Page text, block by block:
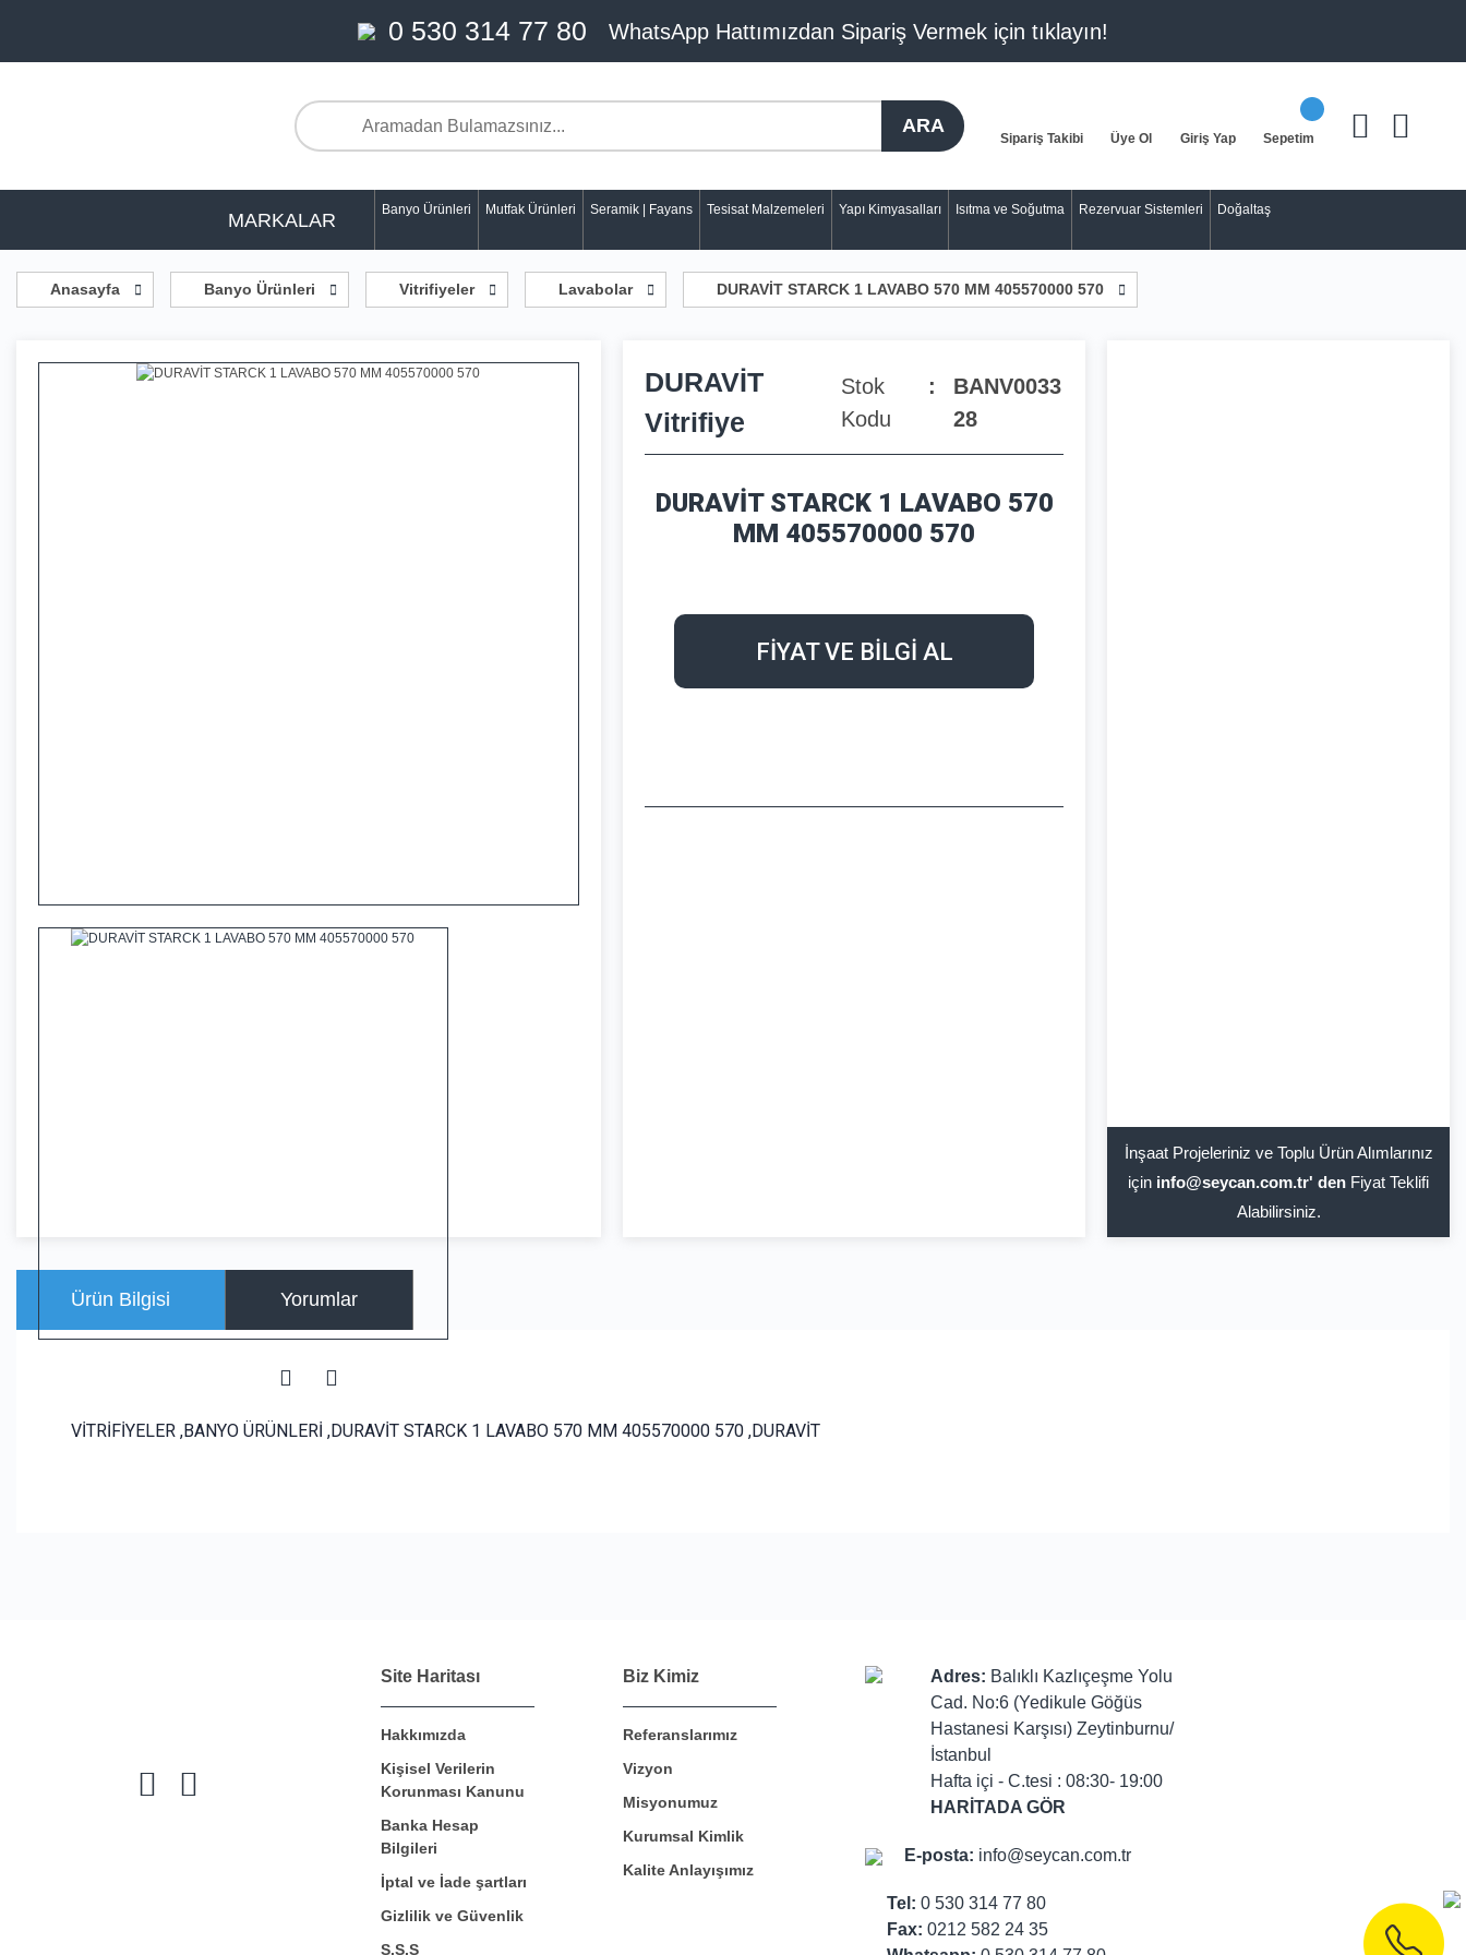
0 530 314 77 80 WhatsApp Hattımızdan Sipariş Vermek için tıklayın!
ARA
Sipariş Takibi Üye Ol Giriş Yap Sepetim
MARKALAR Banyo Ürünleri Mutfak Ürünleri Seramik | Fayans Tesisat Malzemeleri Yapı Kimyasalları Isıtma ve Soğutma Rezervuar Sistemleri Doğaltaş
Anasayfa Banyo Ürünleri Vitrifiyeler Lavabolar DURAVİT STARCK 1 LAVABO 570 MM 405570000 570
DURAVİT
Vitrifiye
Stok
Kodu
BANV0033
28
DURAVİT STARCK 1 LAVABO 570
MM 405570000 570
FİYAT VE BİLGİ AL
İnşaat Projeleriniz ve Toplu Ürün Alımlarınız
için info@seycan.com.tr' den Fiyat Teklifi
Alabilirsiniz.
Ürün Bilgisi Yorumlar
VİTRİFİYELER ,BANYO ÜRÜNLERİ ,DURAVİT STARCK 1 LAVABO 570 MM 405570000 570 ,DURAVİT
Bu ürüne ilk yorumu siz yapın!
Yorum Yaz
Site Haritası
Hakkımızda
Kişisel Verilerin
Korunması Kanunu
Banka Hesap
Bilgileri
İptal ve İade şartları
Gizlilik ve Güvenlik
S.S.S
Biz Kimiz
Referanslarımız
Vizyon
Misyonumuz
Kurumsal Kimlik
Kalite Anlayışımız
Adres: Balıklı Kazlıçeşme Yolu
Cad. No:6 (Yedikule Göğüs
Hastanesi Karşısı) Zeytinburnu/
İstanbul
Hafta içi - C.tesi : 08:30- 19:00
HARİTADA GÖR
E-posta: info@seycan.com.tr
Tel: 0 530 314 77 80
Fax: 0212 582 24 35